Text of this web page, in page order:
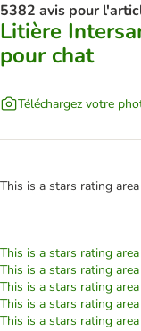
5382 avis pour
Litière
pour chat
Téléchargez votre
This is a stars rating
This is a stars rating
This is a stars rating
This is a stars rating
This is a stars rating
This is a stars rating